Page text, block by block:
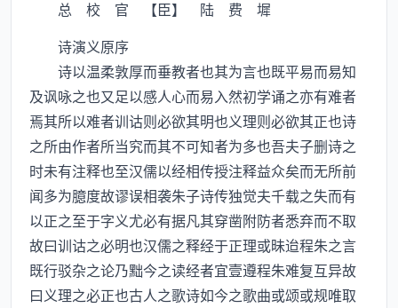
总 校 官 【臣】 陆 费 墀
诗演义原序
诗以温柔敦厚而垂教者也其为言也既平易而易知
及讽咏之也又足以感人心而易入然初学诵之亦有难者
焉其所以难者训诂则必欲其明也义理则必欲其正也诗
之所由作者所当究而其不可知者为多也吾夫子删诗之
时未有注释也至汉儒以经相传授注释益众矣而无所前
闻多为臆度故谬误相袭朱子诗传独觉夫千载之失而有
以正之至于字义尤必有据凡其穿凿附防者悉弃而不取
故曰训诂之必明也汉儒之释经于正理或昧迨程朱之言
既行驳杂之论乃黜今之读经者宜壹遵程朱难复互异故
曰义理之必正也古人之歌诗如今之歌曲或颂或规唯取